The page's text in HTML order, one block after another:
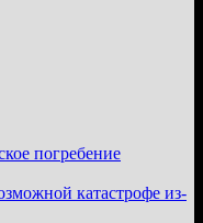
погребение
катастрофе из-